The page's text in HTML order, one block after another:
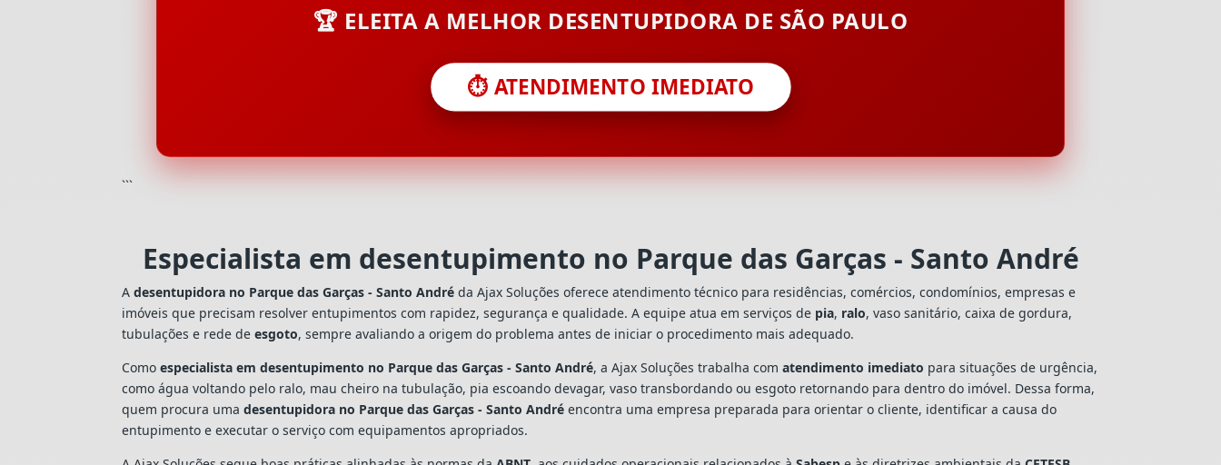
🏆 ELEITA A MELHOR DESENTUPIDORA DE SÃO PAULO
⏱️ ATENDIMENTO IMEDIATO
```
Especialista em desentupimento no Parque das Garças - Santo André
Adesentupidora no Parque das Garças - Santo André da Ajax Soluções oferece atendimento técnico para residências, comércios, condomínios, empresas e
imóveis que precisam resolver entupimentos com rapidez, segurança e qualidade. A equipe atua em serviços de pia, ralo, vaso sanitário, caixa de gordura,
tubulações e rede deesgoto, sempre avaliando a origem do problema antes de iniciar o procedimento mais adequado.
Comoespecialista em desentupimento no Parque das Garças - Santo André, a Ajax Soluções trabalha comatendimento imediato para situações de urgência,
como água voltando pelo ralo, mau cheiro na tubulação, pia escoando devagar, vaso transbordando ou esgoto retornando para dentro do imóvel. Dessa forma,
quem procura umadesentupidora no Parque das Garças - Santo André encontra uma empresa preparada para orientar o cliente, identificar a causa do
entupimento e executar o serviço com equipamentos apropriados.